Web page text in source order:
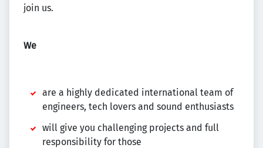
join us.
We
are a highly dedicated international team of
engineers, tech lovers and sound enthusiasts
will give you challenging projects and full
responsibility for those